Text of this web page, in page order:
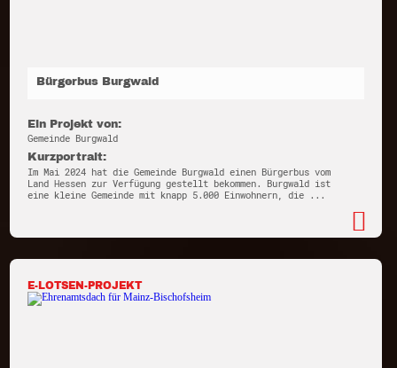
Bürgerbus Burgwald
Ein Projekt von:
Gemeinde Burgwald
Kurzportrait:
Im Mai 2024 hat die Gemeinde Burgwald einen Bürgerbus vom
Land Hessen zur Verfügung gestellt bekommen. Burgwald ist
eine kleine Gemeinde mit knapp 5.000 Einwohnern, die ...
E-LOTSEN-PROJEKT